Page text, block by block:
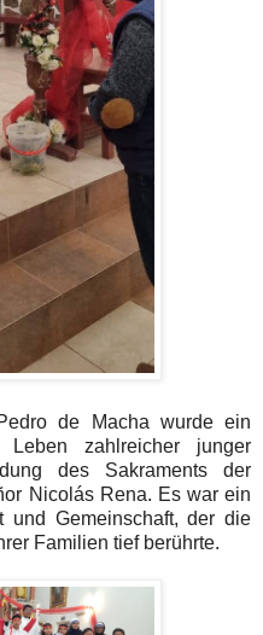
de Macha wurde ein
Leben zahlreicher junger
des Sakraments der
Nicolás Rena. Es war ein
und Gemeinschaft, der die
Familien tief berührte.